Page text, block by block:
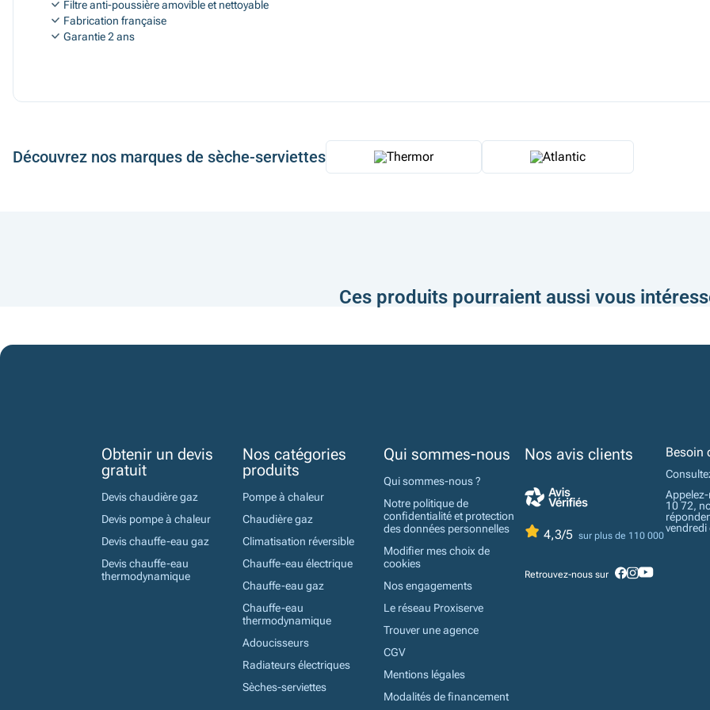
Filtre anti-poussière amovible et nettoyable
Fabrication française
Garantie 2 ans
Découvrez nos marques de sèche-serviettes
Ces produits pourraient aussi vous
Obtenir un devis
gratuit
Devis chaudière gaz
Devis pompe à chaleur
Devis chauffe-eau gaz
Devis chauffe-eau
thermodynamique
Nos catégories
produits
Pompe à chaleur
Chaudière gaz
Climatisation réversible
Chauffe-eau électrique
Chauffe-eau gaz
Chauffe-eau
thermodynamique
Adoucisseurs
Radiateurs électriques
Sèches-serviettes
Qui sommes-nous
Qui sommes-nous ?
Notre politique de
confidentialité et protection
des données personnelles
Modifier mes choix de
cookies
Nos engagements
Le réseau Proxiserve
Trouver une agence
CGV
Mentions légales
Modalités de financement
Nos avis clients
4,3/5 sur plus de 110 000
Retrouvez-nous sur
Besoin
10 72,
vendredi